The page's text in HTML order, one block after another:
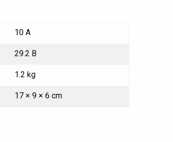
10 A
29.2 В
1.2 kg
17 × 9 × 6 cm